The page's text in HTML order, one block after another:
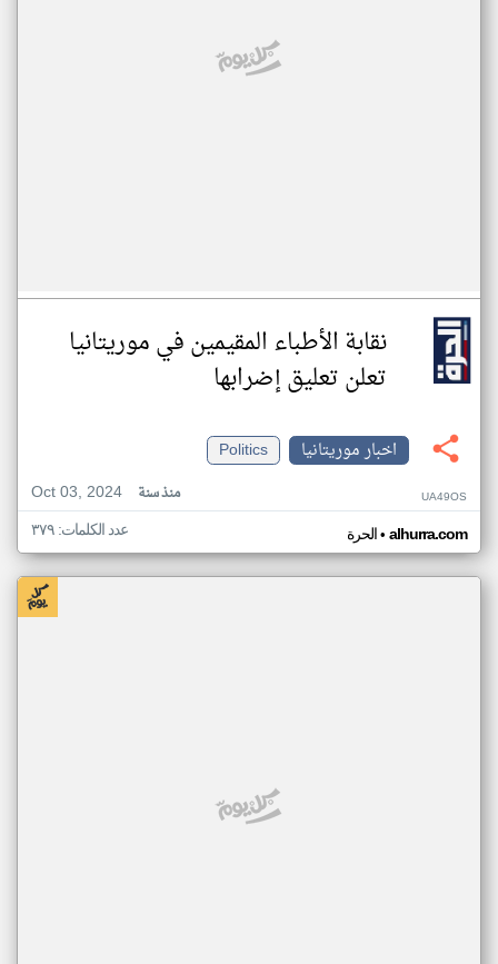
نقابة الأطباء المقيمين في موريتانيا
تعلن تعليق إضرابها
اخبار موريتانيا
Politics
Oct 03, 2024
منذ سنة UA49OS
الحرة• alhurra.com عدد الكلمات: ٣٧٩